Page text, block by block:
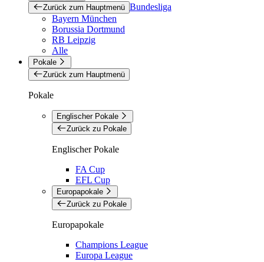
Zurück zum Hauptmenü Bundesliga
Bayern München
Borussia Dortmund
RB Leipzig
Alle
Pokale
Zurück zum Hauptmenü
Pokale
Englischer Pokale
Zurück zu Pokale
Englischer Pokale
FA Cup
EFL Cup
Europapokale
Zurück zu Pokale
Europapokale
Champions League
Europa League